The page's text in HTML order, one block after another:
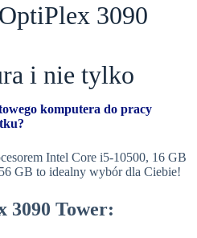
3090
i nie tylko
komputera do pracy
Intel Core i5-10500, 16 GB
GB to idealny wybór dla Ciebie!
3090 Tower: